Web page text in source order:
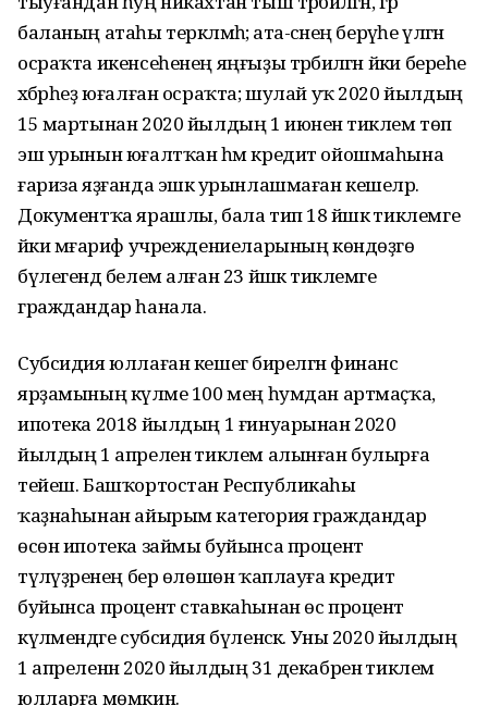
баланың атаһы теркәлмәһә; ата-әсәнең берәүһе үлгән
осраҡта икенсеһенең яңғыҙы тәрбиәләгән йәки береһе
хәбәрһеҙ юғалған осраҡта; шулай уҡ 2020 йылдың
15 мартынан 2020 йылдың 1 июненә тиклем төп
эш урынын юғалтҡан һәм кредит ойошмаһына
ғариза яҙғанда эшкә урынлашмаған кешеләр.
Документҡа ярашлы, бала тип 18 йәшкә тиклемге
йәки мәғариф учреждениеларының көндөҙгө
бүлегендә белем алған 23 йәшкә тиклемге
граждандар һанала.
Субсидия юллаған кешегә бирелгән финанс
ярҙамының күләме 100 мең һумдан артмаҫҡа,
ипотека 2018 йылдың 1 ғинуарынан 2020
йылдың 1 апреленә тиклем алынған булырға
тейеш. Башҡортостан Республикаһы
ҡаҙнаһынан айырым категория граждандар
өсөн ипотека займы буйынса процент
түләүҙәренең бер өлөшөн ҡаплауға кредит
буйынса процент ставкаһынан өс процент
күләмендәге субсидия бүленәсәк. Уны 2020 йылдың
1 апреленән 2020 йылдың 31 декабренә тиклем
юлларға мөмкин.